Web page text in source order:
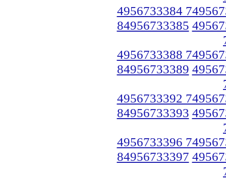
4956733384
84956733385
4956733388
84956733389
4956733392
84956733393
4956733396
84956733397